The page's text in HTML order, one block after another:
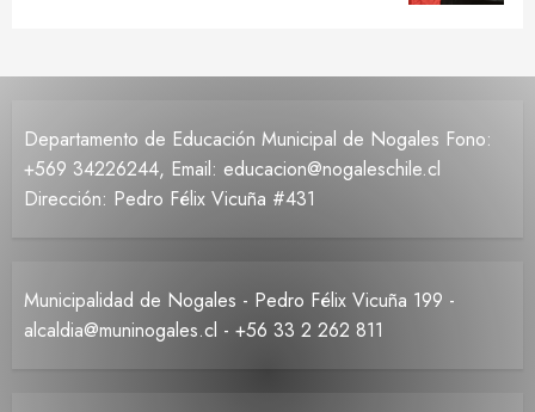
Departamento de Educación Municipal de Nogales Fono:
+569 34226244, Email: educacion@nogaleschile.cl
Dirección: Pedro Félix Vicuña #431
Municipalidad de Nogales - Pedro Félix Vicuña 199 -
alcaldia@muninogales.cl - +56 33 2 262 811